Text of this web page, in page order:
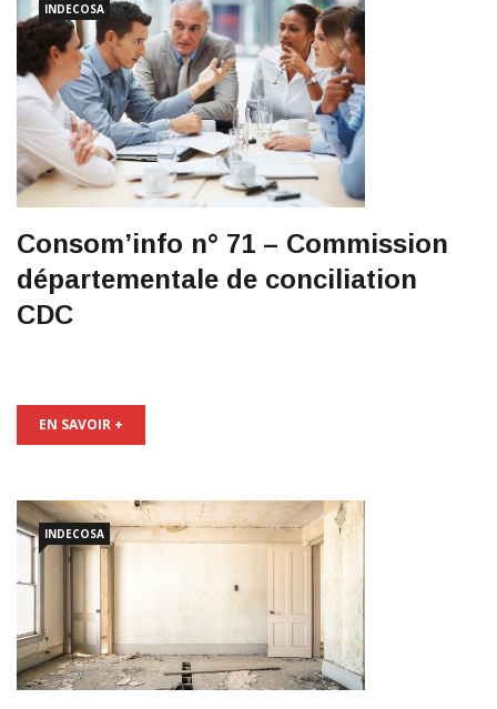
Consom’info n° 71 – Commission
départementale de conciliation
CDC
INDECOSA
EN SAVOIR +
INDECOSA